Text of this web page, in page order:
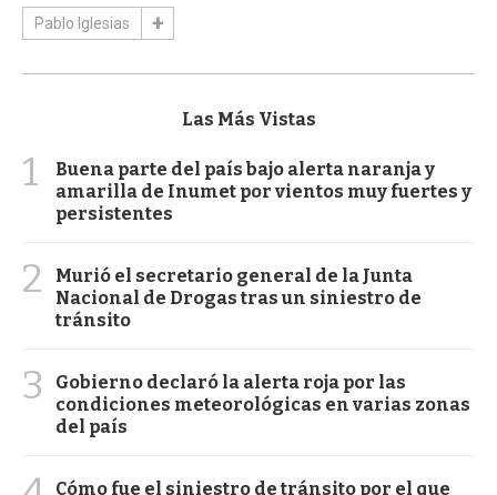
Pablo Iglesias
Las Más Vistas
1
Buena parte del país bajo alerta naranja y
amarilla de Inumet por vientos muy fuertes y
persistentes
2
Murió el secretario general de la Junta
Nacional de Drogas tras un siniestro de
tránsito
3
Gobierno declaró la alerta roja por las
condiciones meteorológicas en varias zonas
del país
Cómo fue el siniestro de tránsito por el que